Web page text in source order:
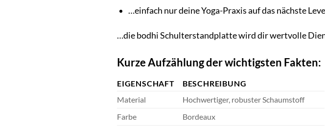
…einfach nur deine Yoga-Praxis auf das nächste
…die bodhi Schulterstandplatte wird dir wertvolle
Kurze Aufzählung der wichtigsten Fakten:
EIGENSCHAFT
BESCHREIBUNG
Material
Hochwertiger, robuster Schaumstoff
Farbe
Bordeaux